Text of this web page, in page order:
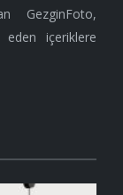
GezginFoto,
içeriklere